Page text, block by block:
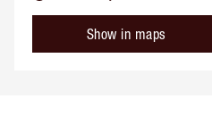
Show in maps